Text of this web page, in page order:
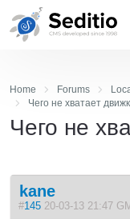
Home Forums
Чего не хватает
Чего не
kane
#145 20-03-13 21:47